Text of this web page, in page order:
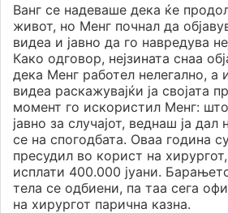
Ванг се надеваше дека ќе
живот, но Менг почнал да
видеа и јавно да го навредува
Како одговор, нејзината снаа
дека Менг работел нелегално, а
видеа раскажувајќи ја својата
момент го искористил Менг:
јавно за случајот, веднаш ја дал
се на спогодбата. Оваа година
пресудил во корист на
исплати 400.000 јуани.
тела се одбиени, па таа сега
на хирургот парична казна.